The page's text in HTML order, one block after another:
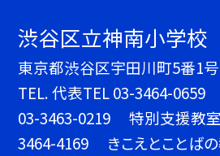
渋谷区立神南小学校
東京都渋谷区宇田川町5番1号
TEL.代表TEL 03-3464-0659
03-3463-0219 特別支援教
3464-4169 きこえとことば